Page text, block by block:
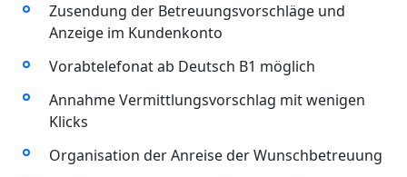
Zusendung der Betreuungsvorschläge und
Anzeige im Kundenkonto
Vorabtelefonat ab Deutsch B1 möglich
Annahme Vermittlungsvorschlag mit wenigen
Klicks
Organisation der Anreise der Wunschbetreuung